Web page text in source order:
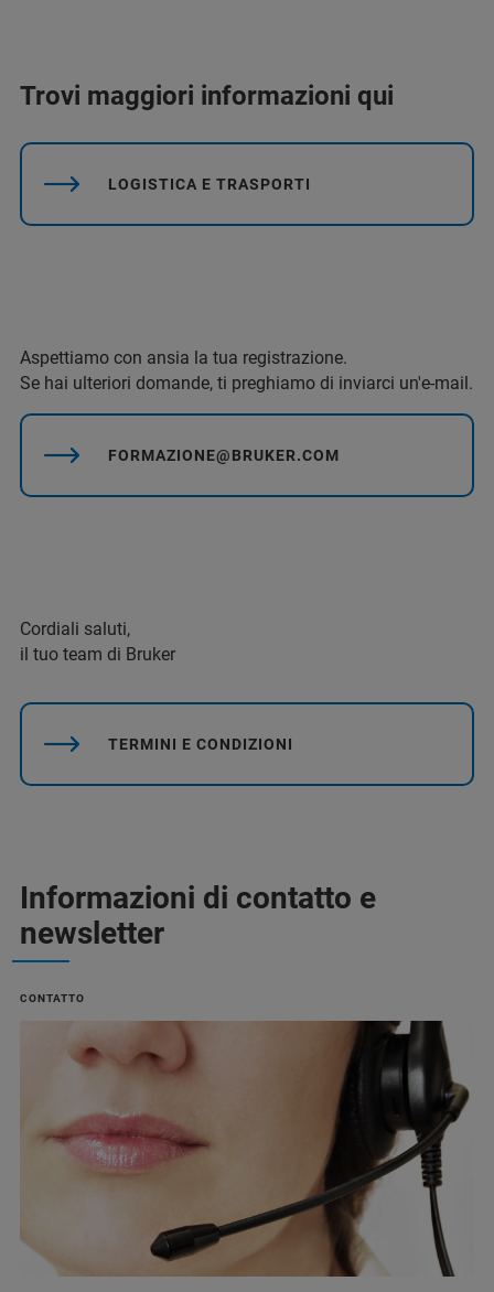
Trovi maggiori informazioni qui
LOGISTICA E TRASPORTI
Aspettiamo con ansia la tua registrazione.
Se hai ulteriori domande, ti preghiamo di inviarci un'e-mail.
FORMAZIONE@BRUKER.COM
Cordiali saluti,
il tuo team di Bruker
TERMINI E CONDIZIONI
Informazioni di contatto e
newsletter
CONTATTO